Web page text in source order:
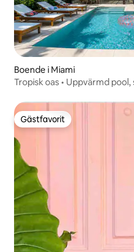
Boende i Miami
Tropisk oas • Uppvärmd
Gästfavorit
Gästfavorit